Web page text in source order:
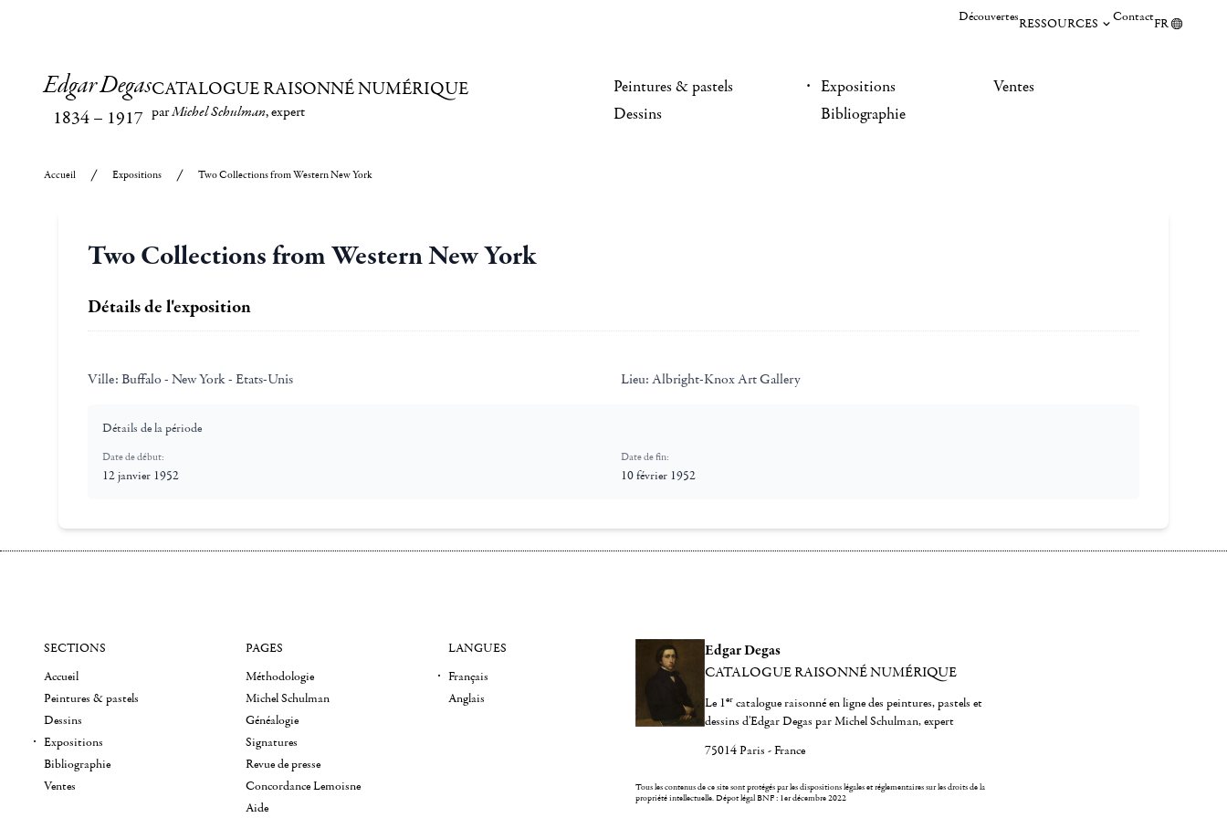
DécouvertesRESSOURCES ContactFR
Edgar Degas
1834– 1917
CATALOGUE RAISONNÉ NUMÉRIQUE
parMichel Schulman, expert
Peintures & pastels
Dessins
Expositions
Bibliographie
Ventes
Accueil Expositions Two Collections from Western New York
Two Collections from Western New York
Détails de l'exposition
Ville: Buffalo - New York - Etats-Unis Lieu: Albright-Knox Art Gallery
Détails de la période
Date de début:
12 janvier 1952
Date de fin:
10 février 1952
Edgar Degas
CATALOGUE RAISONNÉ NUMÉRIQUE
Le 1er catalogue raisonné en ligne des peintures, pastels et
dessins d'Edgar Degas par Michel Schulman, expert
75014 Paris - France
Tous les contenus de ce site sont protégés par les dispositions légales et réglementaires sur les droits de la
propriété intellectuelle.Dépot légal BNF : 1er décembre 2022
SECTIONS
Accueil
Peintures & pastels
Dessins
Expositions
Bibliographie
Ventes
PAGES
Méthodologie
Michel Schulman
Généalogie
Signatures
Revue de presse
Concordance Lemoisne
Aide
LANGUES
Français
Anglais